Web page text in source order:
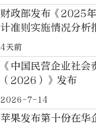
财政部发布《2025
计准则实施情况分析
4天前
《中国民营企业社会
（2026）》发布
2026-7-14
苹果发布第十份在华